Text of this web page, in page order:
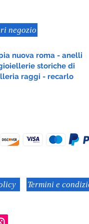
negozio
nuova roma - anelli
storiche di
raggi - recarlo
Termini e